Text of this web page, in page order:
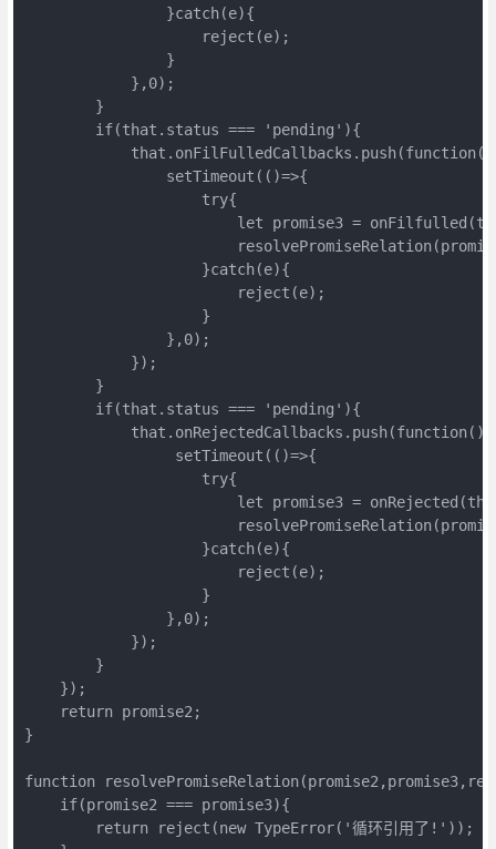
                }catch(e){
                    reject(e);
                }
            },0);
        }
        if(that.status === 'pending'){
                setTimeout(()=>{
                    try{
let promise3 =
                    }catch(e){
                        reject(e);
                    }
                },0);
            });
        }
        if(that.status === 'pending'){
            that.onRejectedCallbacks.push(function(){
                 setTimeout(()=>{
                    try{
let promise3 =
                    }catch(e){
                        reject(e);
                    }
                },0);
            });
        }
    });
    return promise2;
}
function
    if(promise2 === promise3){
        return reject(new TypeError('循环引用了!'));